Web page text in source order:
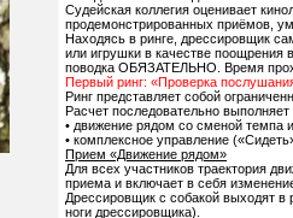
Судейская коллегия оценивает
продемонстрированных приёмов,
Находясь в ринге, дрессировщик
или игрушки в качестве поощрения
поводка ОБЯЗАТЕЛЬНО. Время
Первый ринг: «Проверка
Ринг представляет собой
Расчет последовательно
• движение рядом со сменой темпа
• комплексное управление
Прием «Движение рядом»
Для всех участников траектория
приема и включает в себя
Дрессировщик с собакой выходят в
ноги дрессировщика).